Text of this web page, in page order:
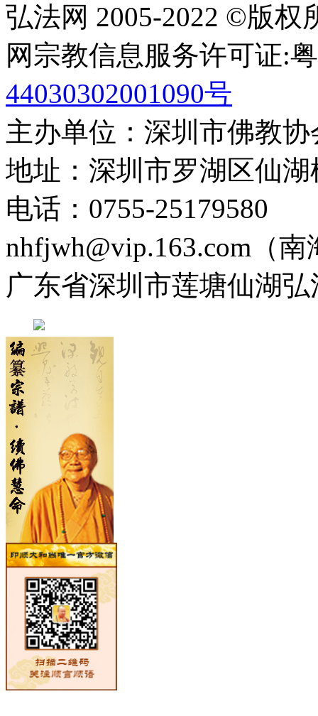
弘法网 2005-2022 ©版权
网宗教信息服务许可证:
44030302001090号
主办单位：深圳市佛教
地址：深圳市罗湖区仙
电话：0755-25179580
nhfjwh@vip.163.com（南
广东省深圳市莲塘仙湖弘